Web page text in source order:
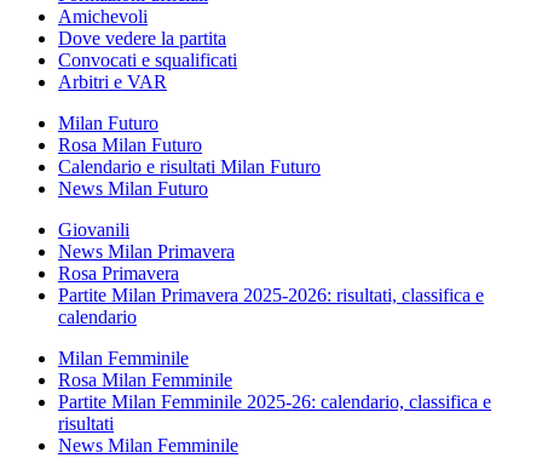
Amichevoli
Dove vedere la partita
Convocati e squalificati
Arbitri e VAR
Milan Futuro
Rosa Milan Futuro
Calendario e risultati Milan Futuro
News Milan Futuro
Giovanili
News Milan Primavera
Rosa Primavera
Partite Milan Primavera 2025-2026: risultati, classifica e
calendario
Milan Femminile
Rosa Milan Femminile
Partite Milan Femminile 2025-26: calendario, classifica e
risultati
News Milan Femminile